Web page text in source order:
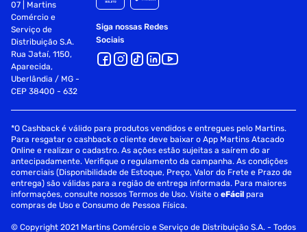
07 | Martins
Comércio e
Serviço de
Distribuição S.A.
Rua Jataí, 1150,
Aparecida,
Uberlândia / MG -
CEP 38400 - 632
Siga nossas Redes
Sociais
*O Cashback é válido para produtos vendidos e entregues pelo Martins.
Para resgatar o cashback o cliente deve baixar o App Martins Atacado
Online e realizar o cadastro. As ações estão sujeitas a saírem do ar
antecipadamente. Verifique o regulamento da campanha. As condições
comerciais (Disponibilidade de Estoque, Preço, Valor do Frete e Prazo de
entrega) são válidas para a região de entrega informada. Para maiores
informações, consulte nossos Termos de Uso. Visite oeFácil para
compras de Uso e Consumo de Pessoa Física.
© Copyright 2021 Martins Comércio e Serviço de Distribuição S.A. - Todos